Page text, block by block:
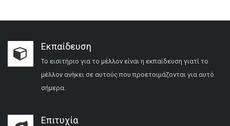
Εκπαίδευση
Το εισιτήριο για το μέλλον είναι η εκπαίδευση γιατί το
μέλλον ανήκει σε αυτούς που προετοιμάζονται για αυτό
σήμερα.
Επιτυχία